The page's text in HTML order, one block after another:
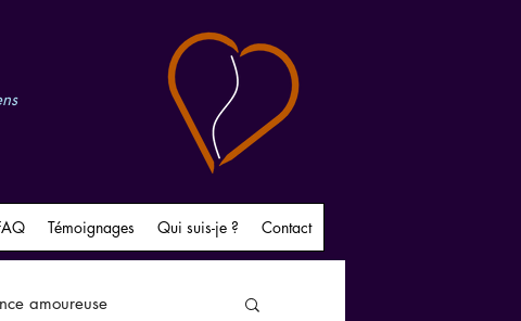
Témoignages Qui suis-je ? Contact
amoureuse